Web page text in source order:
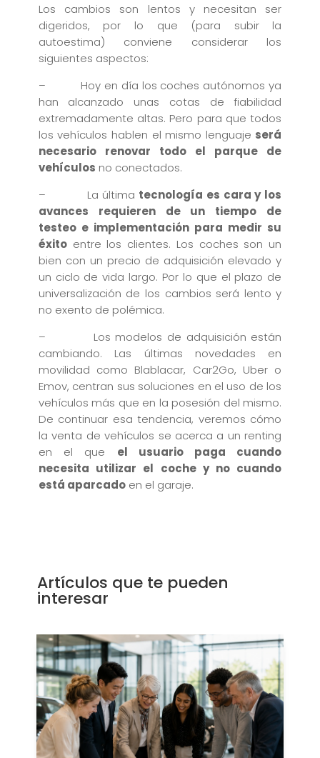
Los cambios son lentos y necesitan ser
digeridos, por lo que (para subir la
autoestima) conviene considerar los
siguientes aspectos:
– Hoy en día los coches autónomos ya
han alcanzado unas cotas de fiabilidad
extremadamente altas. Pero para que todos
los vehículos hablen el mismo lenguaje será
necesario renovar todo el parque de
vehículos no conectados.
– La última tecnología es cara y los
avances requieren de un tiempo de
testeo e implementación para medir su
éxitoentre los clientes. Los coches son un
bien con un precio de adquisición elevado y
un ciclo de vida largo. Por lo que el plazo de
universalización de los cambios será lento y
no exento de polémica.
– Los modelos de adquisición están
cambiando. Las últimas novedades en
movilidad como Blablacar, Car2Go, Uber o
Emov, centran sus soluciones en el uso de los
vehículos más que en la posesión del mismo.
De continuar esa tendencia, veremos cómo
la venta de vehículos se acerca a un renting
en el que el usuario paga cuando
necesita utilizar el coche y no cuando
está aparcadoen el garaje.
Artículos que te pueden
interesar